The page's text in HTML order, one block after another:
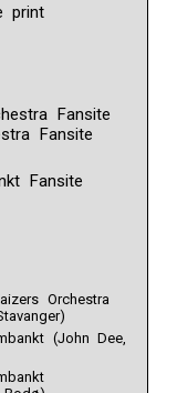
print
Fansite
Fansite
Orchestra
(John Dee,